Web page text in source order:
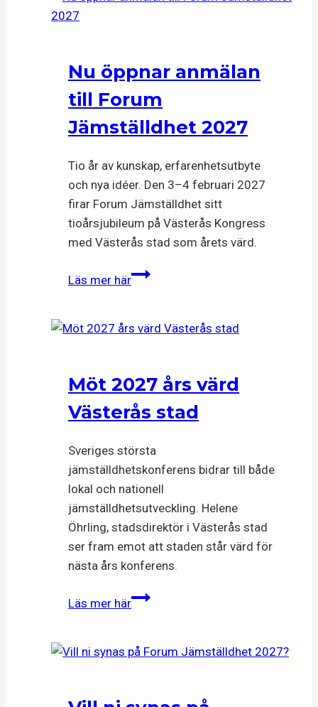
Nu öppnar anmälan
till Forum
Jämställdhet 2027
Tio år av kunskap, erfarenhetsutbyte
och nya idéer. Den 3–4 februari 2027
firar Forum Jämställdhet sitt
tioårsjubileum på Västerås Kongress
med Västerås stad som årets värd.
Läs mer härNu
till
2027
Möt 2027 års värd
Västerås stad
Sveriges största
jämställdhetskonferens bidrar till både
lokal och nationell
jämställdhetsutveckling. Helene
Öhrling, stadsdirektör i Västerås stad
ser fram emot att staden står värd för
nästa års konferens.
Läs mer härMöt
värd